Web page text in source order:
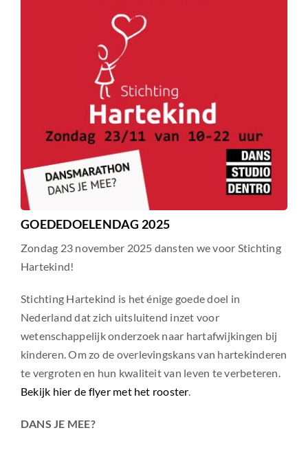
GOEDEDOELENDAG 2025
Zondag 23 november 2025 dansten we voor Stichting
Hartekind!
Stichting Hartekind is het énige goede doel in
Nederland dat zich uitsluitend inzet voor
wetenschappelijk onderzoek naar hartafwijkingen bij
kinderen. Om zo de overlevingskans van hartekinderen
te vergroten en hun kwaliteit van leven te verbeteren.
Bekijk hier de flyer met het rooster.
DANS JE MEE?